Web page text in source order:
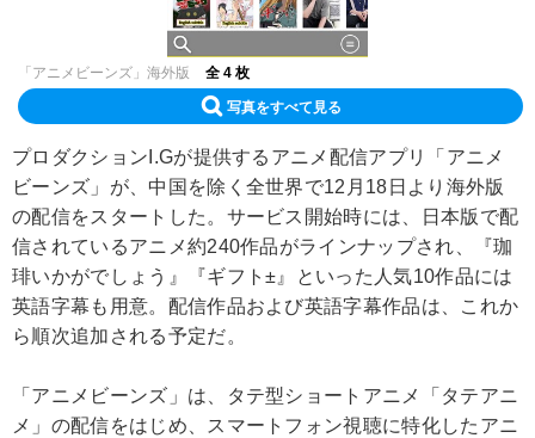
「アニメビーンズ」海外版 全 4 枚
写真をすべて見る
プロダクションI.Gが提供するアニメ配信アプリ「アニメ
ビーンズ」が、中国を除く全世界で12月18日より海外版
の配信をスタートした。サービス開始時には、日本版で配
信されているアニメ約240作品がラインナップされ、『珈
琲いかがでしょう』『ギフト±』といった人気10作品には
英語字幕も用意。配信作品および英語字幕作品は、これか
ら順次追加される予定だ。
「アニメビーンズ」は、タテ型ショートアニメ「タテアニ
メ」の配信をはじめ、スマートフォン視聴に特化したアニ